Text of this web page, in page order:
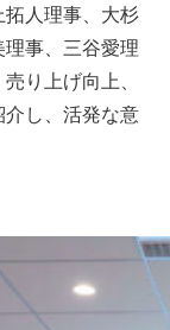
人理事、大杉
事、三谷愛理
り上げ向上、
し、活発な意